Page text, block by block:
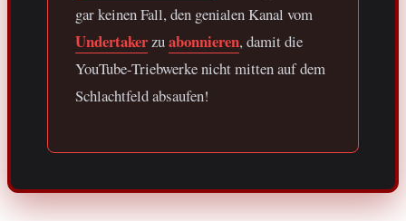
gar keinen Fall, den genialen Kanal vom
Undertakerzuabonnieren, damit die
YouTube-Triebwerke nicht mitten auf dem
Schlachtfeld absaufen!